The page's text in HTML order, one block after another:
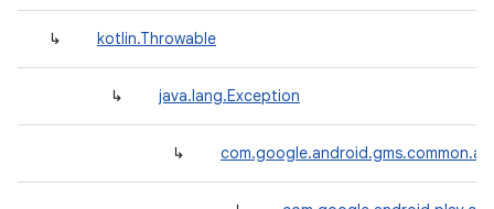
↳ kotlin.Throwable
↳ java.lang.Exception
↳